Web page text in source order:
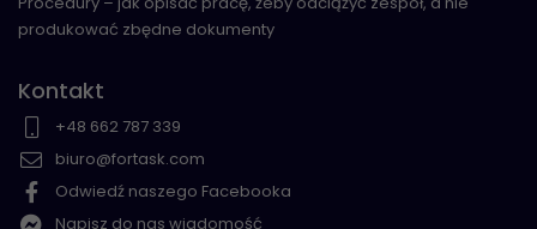
produkować zbędne dokumenty
Kontakt
+48 662 787 339
biuro@fortask.com
Odwiedź naszego Facebooka
Napisz do nas wiadomość